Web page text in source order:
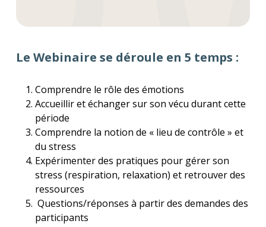
Le Webinaire se déroule en 5 temps :
Comprendre le rôle des émotions
Accueillir et échanger sur son vécu durant cette
période
Comprendre la notion de « lieu de contrôle » et
du stress
Expérimenter des pratiques pour gérer son
stress (respiration, relaxation) et retrouver des
ressources
Questions/réponses à partir des demandes des
participants